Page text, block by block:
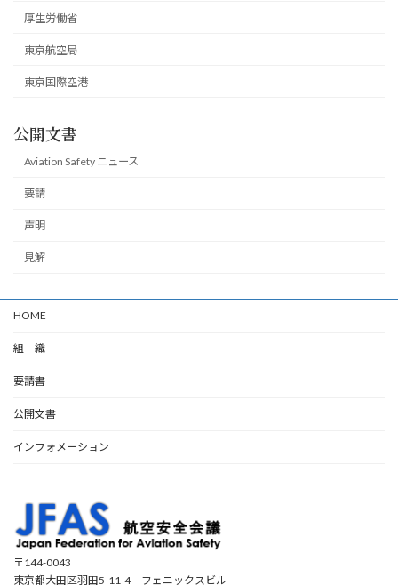
厚生労働省
東京航空局
東京国際空港
公開文書
Aviation Safety ニュース
要請
声明
見解
HOME
組 織
要請書
公開文書
インフォメーション
〒144-0043
東京都大田区羽田5-11-4 フェニックスビル